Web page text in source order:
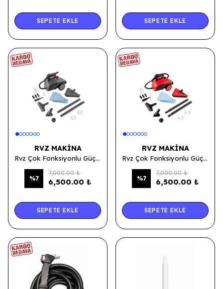
SEPETE EKLE SEPETE EKLE
RVZ MAKINA
Rvz Çok Fonksiyonlu Güçlü Buharlı Temizleyici Makinesi - Gri Renk
%7
7,000.00 ₺
6,500.00 ₺
SEPETE EKLE
RVZ MAKINA
Rvz Çok Fonksiyonlu Güçlü Buharlı Temizleyici Makinesi - Kırmızı Renk
%7
7,000.00 ₺
6,500.00 ₺
SEPETE EKLE